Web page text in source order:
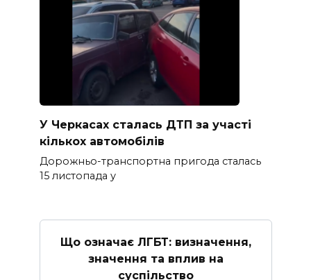
У Черкасах сталась ДТП за участі
кількох автомобілів
Дорожньо-транспортна пригода сталась
15 листопада у
Що означає ЛГБТ: визначення,
значення та вплив на
суспільство